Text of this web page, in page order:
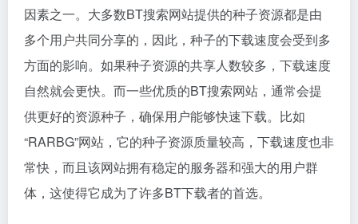
因素之一。大多数BT搜索网站提供的种子资源都是由
多个用户共同分享的，因此，种子的下载速度会受到多
方面的影响。如果种子资源的共享人数较多，下载速度
自然就会更快。而一些优质的BT搜索网站，通常会提
供更好的资源种子，确保用户能够快速下载。比如
“RARBG”网站，它的种子资源质量较高，下载速度也非
常快，而且该网站拥有稳定的服务器和强大的用户群
体，这使得它成为了许多BT下载者的首选。